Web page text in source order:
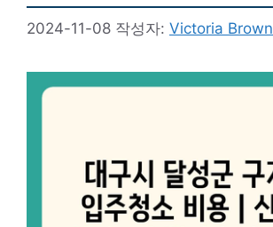
2024-11-08 작성자: Victoria Brown